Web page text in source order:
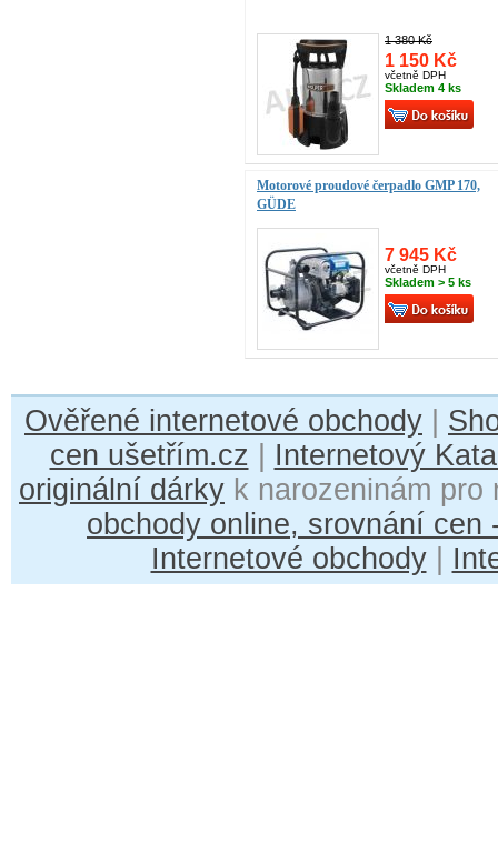
1 380 Kč
1 150 Kč
včetně DPH
Skladem 4 ks
Motorové proudové čerpadlo GMP 170,
GÜDE
7 945 Kč
včetně DPH
Skladem > 5 ks
Ověřené internetové obchody
cen ušetřím.cz
Internetový
originální dárky k narozeninám
obchody online, srovnání cen
Internetové obchody|